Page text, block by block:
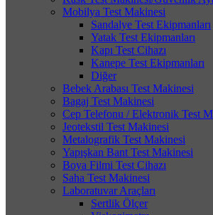
Mobilya Test Makinesi
Sandalye Test Ekipmanları
Yatak Test Ekipmanları
Kapı Test Cihazı
Kanepe Test Ekipmanları
Diğer
Bebek Arabası Test Makinesi
Bagaj Test Makinesi
Cep Telefonu / Elektronik Test
Jeotekstil Test Makinesi
Metalografik Test Makinesi
Yapışkan Bant Test Makinesi
Boya Filmi Test Cihazı
Saha Test Makinesi
Laboratuvar Araçları
Sertlik Ölçer